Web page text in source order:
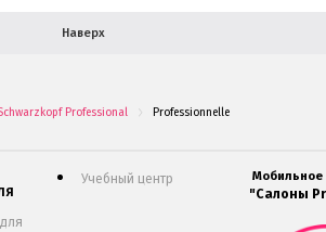
Наверх
Professional Professionnelle
Учебный центр Мобильное
"Салоны